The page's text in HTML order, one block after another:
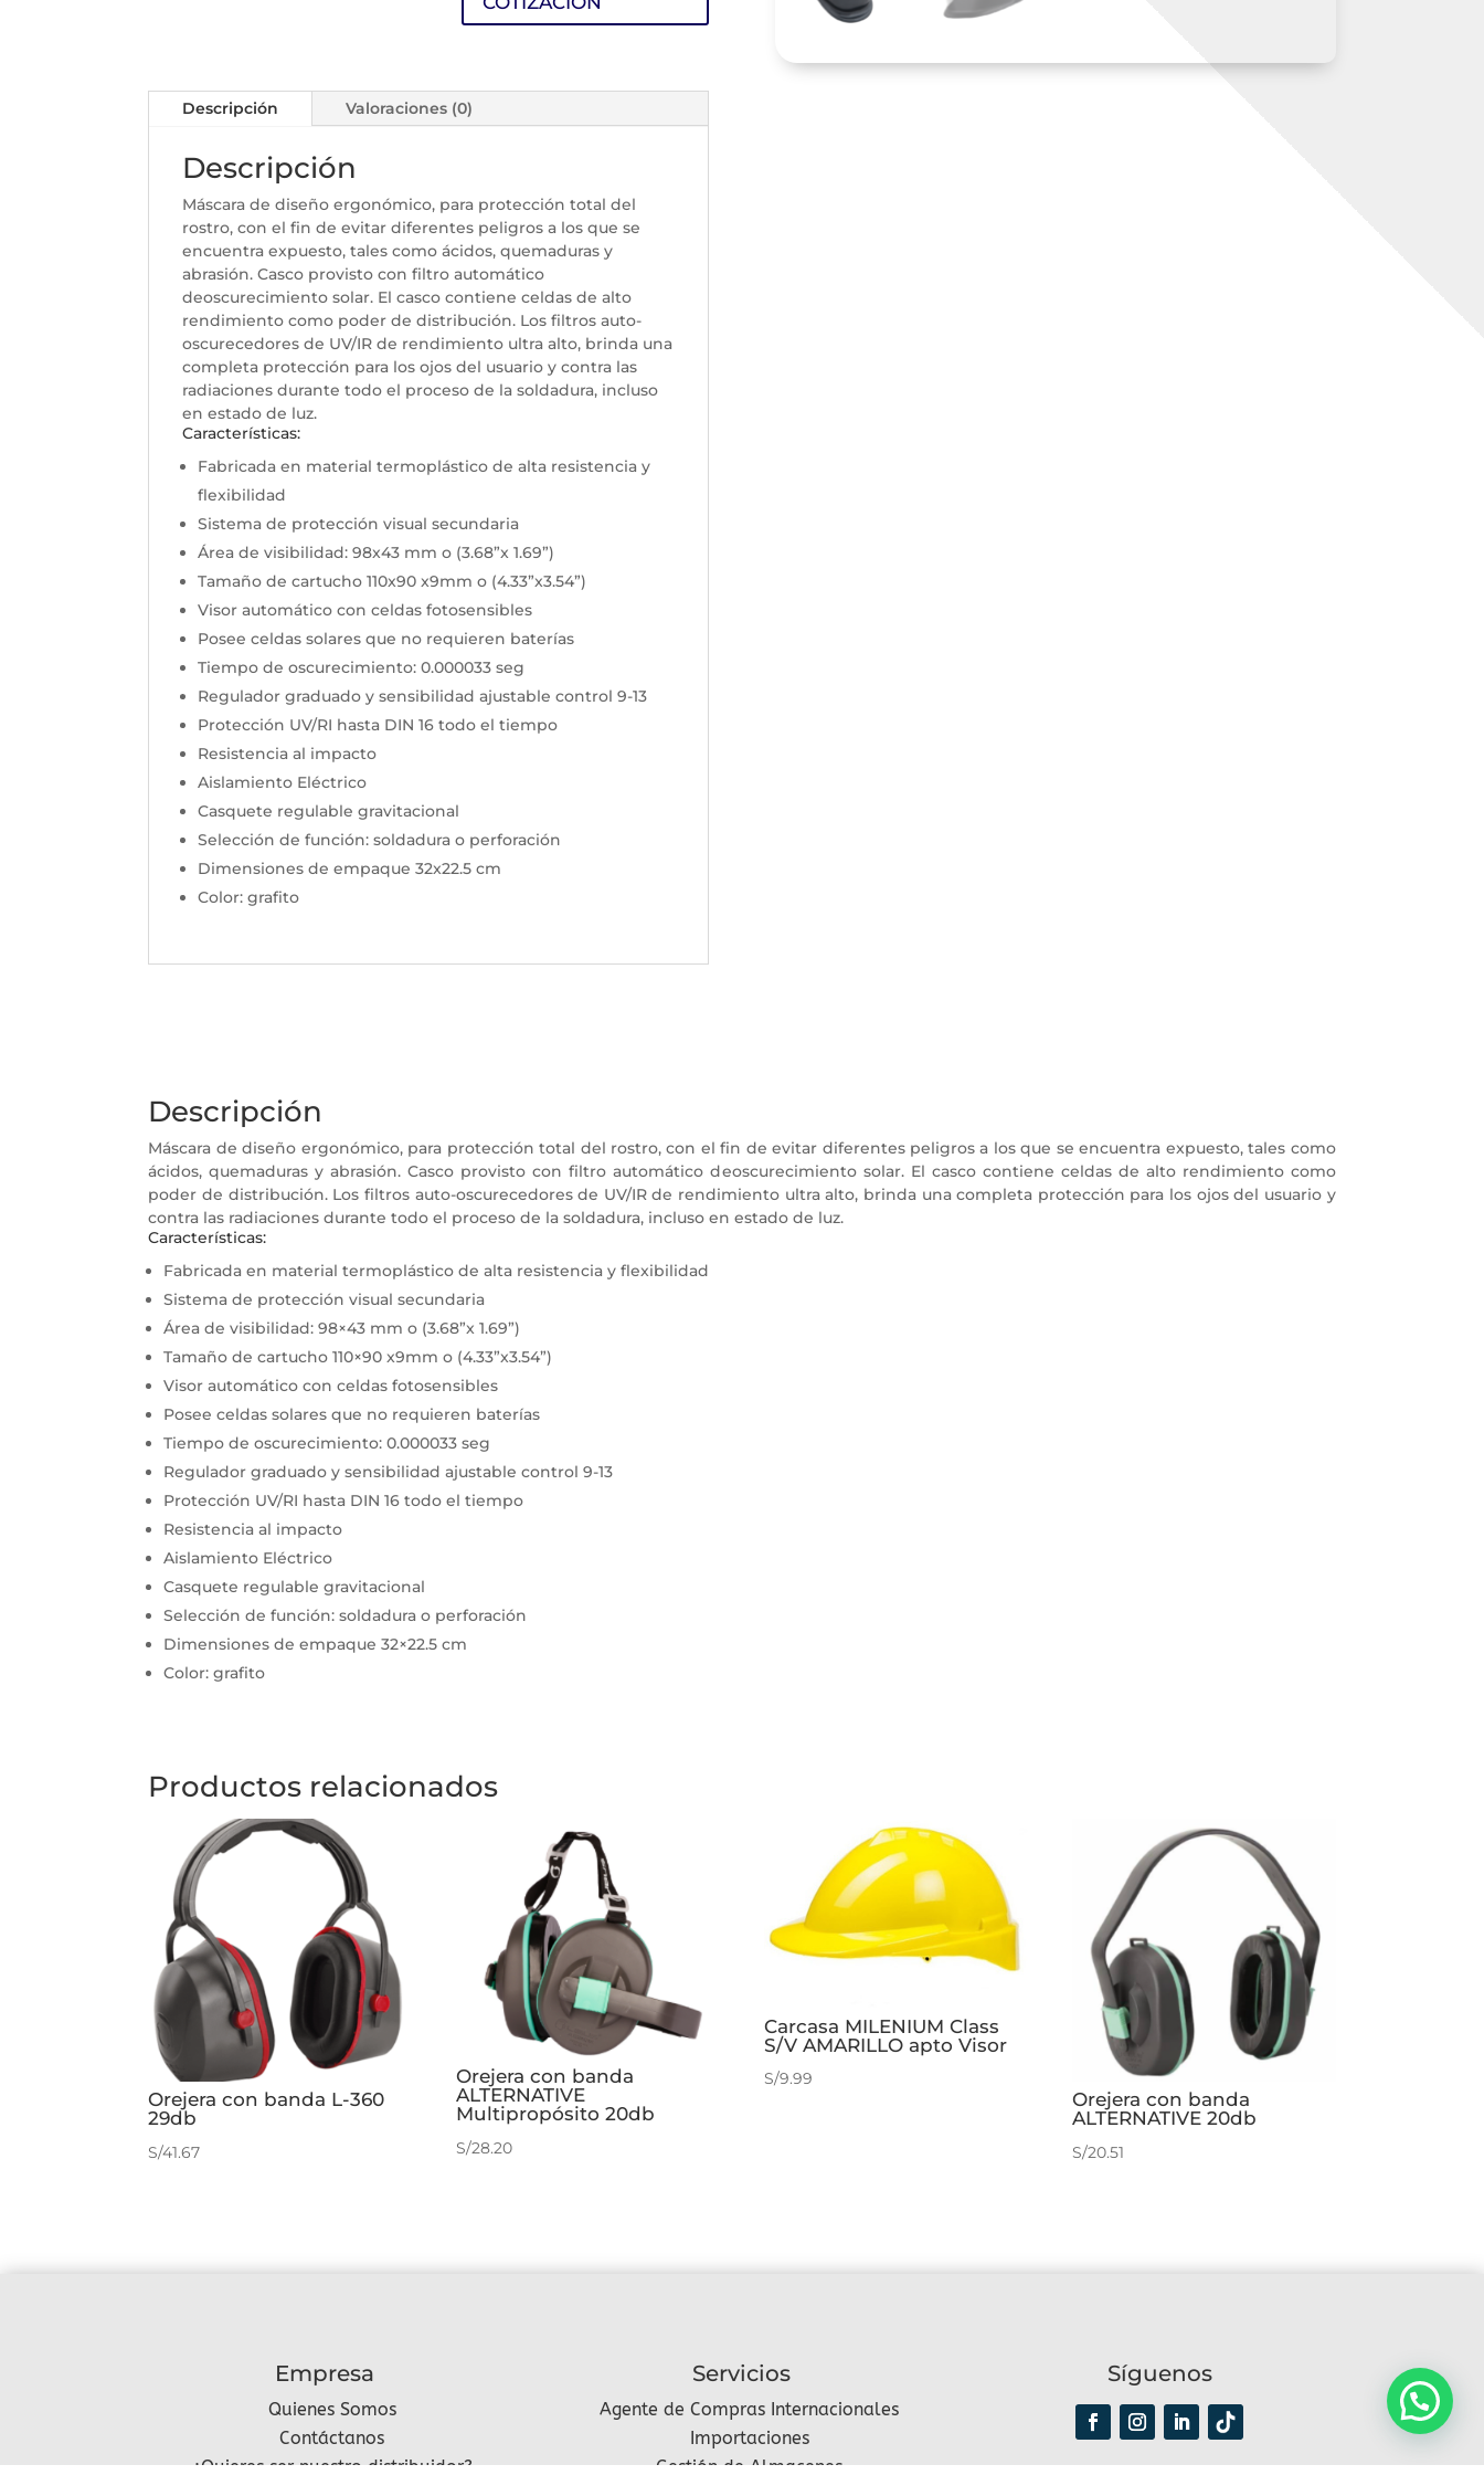
Descripción Valoraciones (0)
Descripción
Máscara de diseño ergonómico, para protección total del
rostro, con el fin de evitar diferentes peligros a los que se
encuentra expuesto, tales como ácidos, quemaduras y
abrasión. Casco provisto con filtro automático
deoscurecimiento solar. El casco contiene celdas de alto
rendimiento como poder de distribución. Los filtros auto-
oscurecedores de UV/IR de rendimiento ultra alto, brinda una
completa protección para los ojos del usuario y contra las
radiaciones durante todo el proceso de la soldadura, incluso
en estado de luz.
Características:
Fabricada en material termoplástico de alta resistencia y
flexibilidad
Sistema de protección visual secundaria
Área de visibilidad: 98x43 mm o (3.68”x 1.69”)
Tamaño de cartucho 110x90 x9mm o (4.33”x3.54”)
Visor automático con celdas fotosensibles
Posee celdas solares que no requieren baterías
Tiempo de oscurecimiento: 0.000033 seg
Regulador graduado y sensibilidad ajustable control 9-13
Protección UV/RI hasta DIN 16 todo el tiempo
Resistencia al impacto
Aislamiento Eléctrico
Casquete regulable gravitacional
Selección de función: soldadura o perforación
Dimensiones de empaque 32x22.5 cm
Color: grafito
Descripción
Máscara de diseño ergonómico, para protección total del rostro, con el fin de evitar diferentes peligros a los que se encuentra expuesto, tales como
ácidos, quemaduras y abrasión. Casco provisto con filtro automático deoscurecimiento solar. El casco contiene celdas de alto rendimiento como
poder de distribución. Los filtros auto-oscurecedores de UV/IR de rendimiento ultra alto, brinda una completa protección para los ojos del usuario y
contra las radiaciones durante todo el proceso de la soldadura, incluso en estado de luz.
Características:
Fabricada en material termoplástico de alta resistencia y flexibilidad
Sistema de protección visual secundaria
Área de visibilidad: 98×43 mm o (3.68”x 1.69”)
Tamaño de cartucho 110×90 x9mm o (4.33”x3.54”)
Visor automático con celdas fotosensibles
Posee celdas solares que no requieren baterías
Tiempo de oscurecimiento: 0.000033 seg
Regulador graduado y sensibilidad ajustable control 9-13
Protección UV/RI hasta DIN 16 todo el tiempo
Resistencia al impacto
Aislamiento Eléctrico
Casquete regulable gravitacional
Selección de función: soldadura o perforación
Dimensiones de empaque 32×22.5 cm
Color: grafito
Productos relacionados
Orejera con banda L-360
29db
S/41.67
Orejera con banda
ALTERNATIVE
Multipropósito 20db
S/28.20
Carcasa MILENIUM Class
S/V AMARILLO apto Visor
S/9.99
Orejera con banda
ALTERNATIVE 20db
S/20.51
Empresa
Quienes Somos
Contáctanos
¿Quieres ser nuestro distribuidor?
Servicios
Agente de Compras Internacionales
Importaciones
Gestión de Almacenes
Síguenos